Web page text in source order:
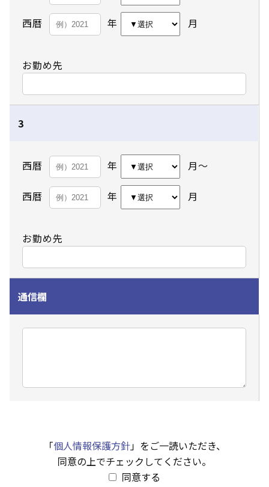
西暦 年 月
お勤め先
3
西暦 年 月～
西暦 年 月
お勤め先
通信欄
「個人情報保護方針」をご一読いただき、
同意の上でチェックしてください。
同意する